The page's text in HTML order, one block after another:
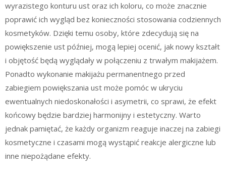
wyrazistego konturu ust oraz ich koloru, co może znacznie
poprawić ich wygląd bez konieczności stosowania codziennych
kosmetyków. Dzięki temu osoby, które zdecydują się na
powiększenie ust później, mogą lepiej ocenić, jak nowy kształt
i objętość będą wyglądały w połączeniu z trwałym makijażem.
Ponadto wykonanie makijażu permanentnego przed
zabiegiem powiększania ust może pomóc w ukryciu
ewentualnych niedoskonałości i asymetrii, co sprawi, że efekt
końcowy będzie bardziej harmonijny i estetyczny. Warto
jednak pamiętać, że każdy organizm reaguje inaczej na zabiegi
kosmetyczne i czasami mogą wystąpić reakcje alergiczne lub
inne niepożądane efekty.